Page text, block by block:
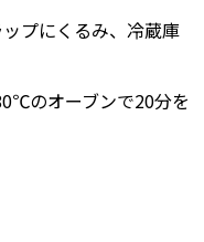
プにくるみ、冷蔵庫
℃のオーブンで20分を